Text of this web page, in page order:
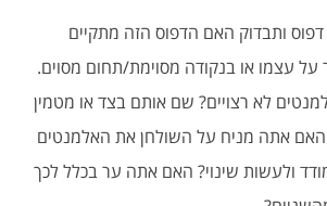
ותבדוק האם הדפוס הזה מתקיים
על עצמו או בנקודה מסוימת/תחום מסוים.
לא רצויים? שם אותם בצד או מטמין
האם אתה מניח על השולחן את האלמנטים
ולעשות שינוי? האם אתה ער בכלל לכך